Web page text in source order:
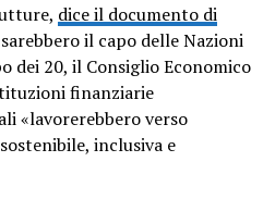
dice il documento di
il capo delle Nazioni
dei 20, il Consiglio Economico
finanziarie
«lavorerebbero verso
inclusiva e